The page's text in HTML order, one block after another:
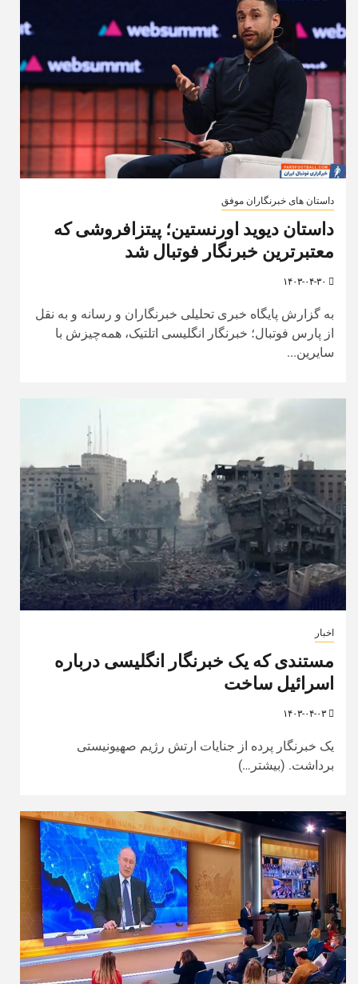
داستان های خبرنگاران موفق
داستان دیوید اورنستین؛ پیتزافروشی که
معتبرترین خبرنگار فوتبال شد
به گزارش پایگاه خبری تحلیلی خبرنگاران و رسانه و به نقل
از پارس فوتبال؛ خبرنگار انگلیسی اتلتیک، همه‌چیزش با
سایرین...
اخبار
مستندی که یک خبرنگار انگلیسی درباره
اسرائیل ساخت
یک خبرنگار پرده از جنایات ارتش رژیم صهیونیستی
برداشت. (بیشتر…)